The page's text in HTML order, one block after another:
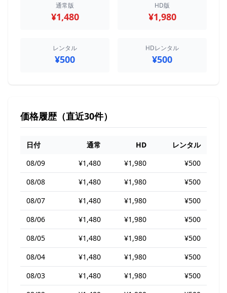
通常版
¥1,480
HD版
¥1,980
レンタル
¥500
HDレンタル
¥500
価格履歴（直近30件）
日付 通常 HD
レンタル
08/09
¥1,480 ¥1,980
¥500
08/08
¥1,480 ¥1,980
¥500
08/07
¥1,480 ¥1,980
¥500
08/06
¥1,480 ¥1,980
¥500
08/05
¥1,480 ¥1,980
¥500
08/04
¥1,480 ¥1,980
¥500
08/03
¥1,480 ¥1,980
¥500